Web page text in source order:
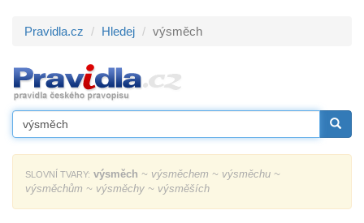
Pravidla.cz Hledej výsměch
SLOVNÍ TVARY: výsměch ~ výsměchem ~ výsměchu ~
výsměchům ~ výsměchy ~ výsměších